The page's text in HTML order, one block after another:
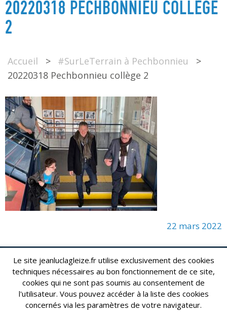
MES ACTIONS 2017 – 2022
20220318 PECHBONNIEU COLLÈGE
2
Accueil > #SurLeTerrain à Pechbonnieu
>
20220318 Pechbonnieu collège 2
22 mars 2022
Jean-Luc LAGLEIZE - e-mail : lagleize2024@gmail.com
Mentions Légales- Copyright © 2024. Tous droits réservés.
Le site jeanluclagleize.fr utilise exclusivement des cookies
techniques nécessaires au bon fonctionnement de ce site,
cookies qui ne sont pas soumis au consentement de
l'utilisateur. Vous pouvez accéder à la liste des cookies
concernés via les paramètres de votre navigateur.